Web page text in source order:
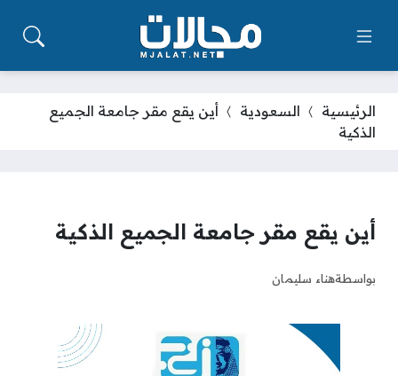
الرئيسية السعودية
أين يقع مقر جامعة الجميع
الذكية
أين يقع مقر جامعة الجميع الذكية
بواسطةهناء سليمان